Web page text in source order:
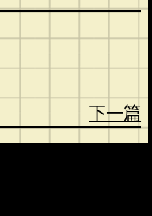
下一篇